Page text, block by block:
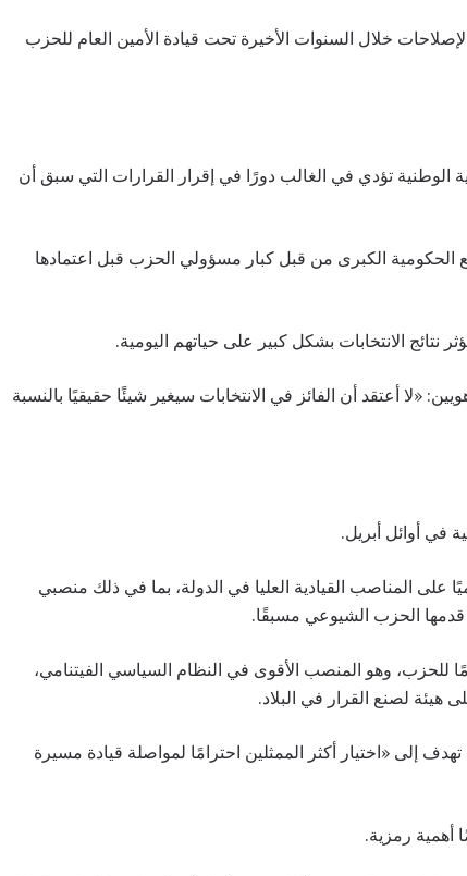
خلال السنوات الأخيرة تحت قيادة الأمين العام للحزب
الوطنية تؤدي في الغالب دورًا في إقرار القرارات التي سبق أن
الحكومية الكبرى من قبل كبار مسؤولي الحزب قبل اعتمادها
نتائج الانتخابات بشكل كبير على حياتهم اليومية.
أعتقد أن الفائز في الانتخابات سيغير شيئًا حقيقيًا بالنسبة
في أوائل أبريل.
المناصب القيادية العليا في الدولة، بما في ذلك منصبي
قدمها الحزب الشيوعي مسبقًا.
للحزب، وهو المنصب الأقوى في النظام السياسي الفيتنامي،
تهدف إلى «اختيار أكثر الممثلين احترامًا لمواصلة قيادة مسيرة
أهمية رمزية.